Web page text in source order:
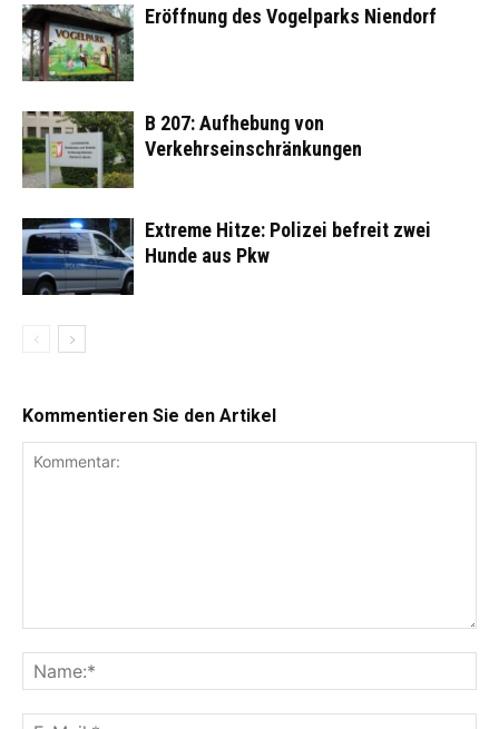
Eröffnung des Vogelparks Niendorf
B 207: Aufhebung von
Verkehrseinschränkungen
Extreme Hitze: Polizei befreit zwei
Hunde aus Pkw
Kommentieren Sie den Artikel